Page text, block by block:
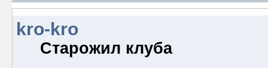
kro-kro
Старожил клуба